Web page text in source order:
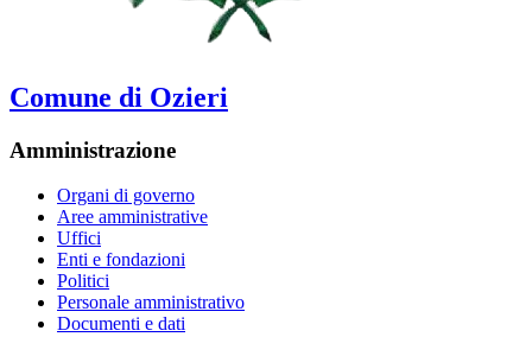
Comune di Ozieri
Amministrazione
Organi di governo
Aree amministrative
Uffici
Enti e fondazioni
Politici
Personale amministrativo
Documenti e dati